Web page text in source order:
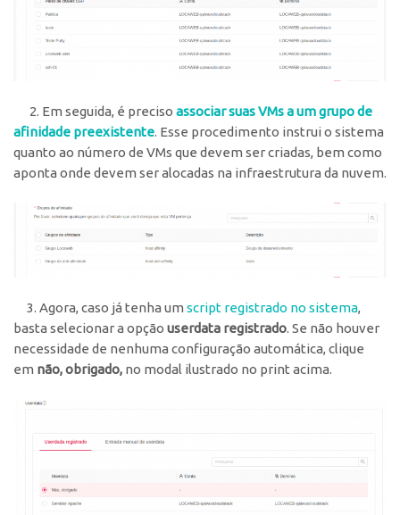
2. Em seguida, é preciso associar suas VMs a um grupo de
afinidade preexistente. Esse procedimento instrui o sistema
quanto ao número de VMs que devem ser criadas, bem como
aponta onde devem ser alocadas na infraestrutura da nuvem.
3. Agora, caso já tenha um script registrado no sistema,
basta selecionar a opção userdata registrado. Se não houver
necessidade de nenhuma configuração automática, clique
em não, obrigado, no modal ilustrado no print acima.